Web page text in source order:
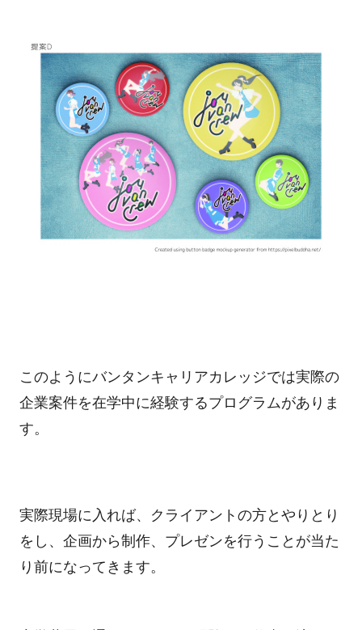
このようにバンタンキャリアカレッジでは実際の
企業案件を在学中に経験するプログラムがありま
す。
実際現場に入れば、クライアントの方とやりとり
をし、企画から制作、プレゼンを行うことが当た
り前になってきます。